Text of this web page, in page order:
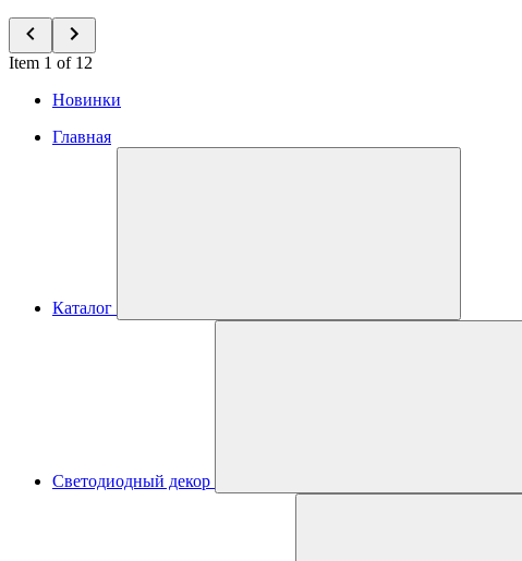
Item 1 of 12
Новинки
Главная
Каталог
Светодиодный декор